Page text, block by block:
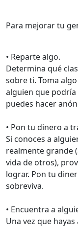
Para mejorar tu
• Reparte algo.
Determina qué
sobre ti. Toma
alguien que podría
puedes hacer
• Pon tu dinero a
Si conoces a
realmente grande
vida de otros),
lograr. Pon tu
sobreviva.
• Encuentra a
Una vez que